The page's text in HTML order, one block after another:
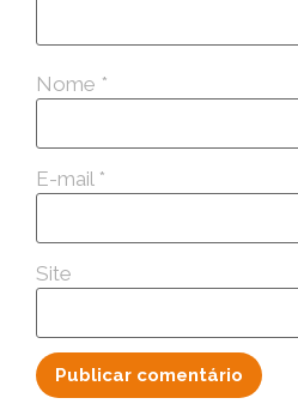
Nome *
E-mail *
Site